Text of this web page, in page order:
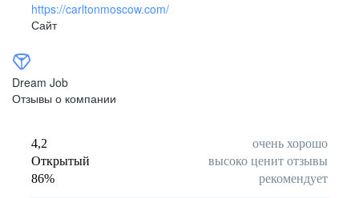
https://carltonmoscow.com/
Сайт
Dream Job
Отзывы о компании
4,2
очень хорошо
Открытый
высоко ценит отзывы
86% рекомендует